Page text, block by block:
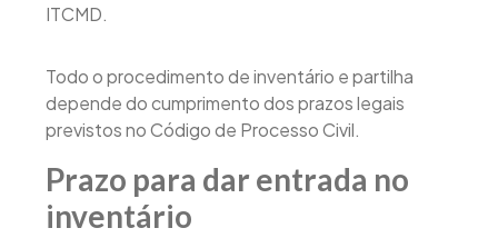
ITCMD.
Todo o procedimento de inventário e partilha
depende do cumprimento dos prazos legais
previstos no Código de Processo Civil.
Prazo para dar entrada no
inventário